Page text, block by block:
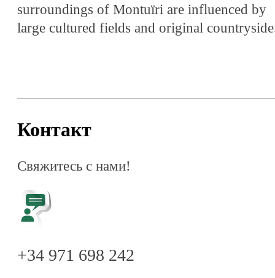
surroundings of Montuïri are influenced by
large cultured fields and original
Вы владелец этого сайта?
Контакт
Свяжитесь с нами!
+34 971 698 242